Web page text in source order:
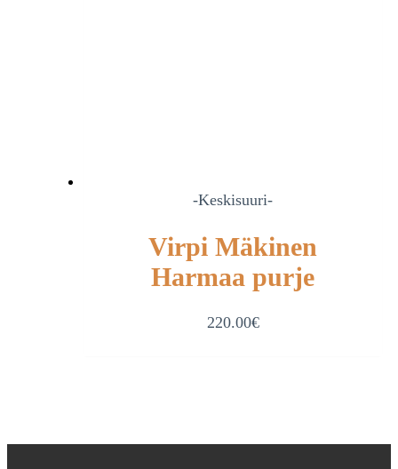
-Keskisuuri-
Virpi Mäkinen
Harmaa purje
220.00€